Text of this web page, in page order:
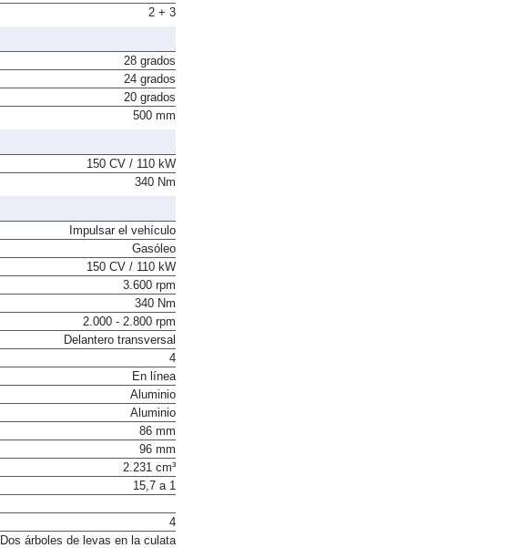
2 + 3
28 grados
24 grados
20 grados
500 mm
150 CV / 110 kW
340 Nm
Impulsar el vehículo
Gasóleo
150 CV / 110 kW
3.600 rpm
340 Nm
2.000 - 2.800 rpm
Delantero transversal
4
En línea
Aluminio
Aluminio
86 mm
96 mm
2.231 cm³
15,7 a 1
4
Dos árboles de levas en la culata